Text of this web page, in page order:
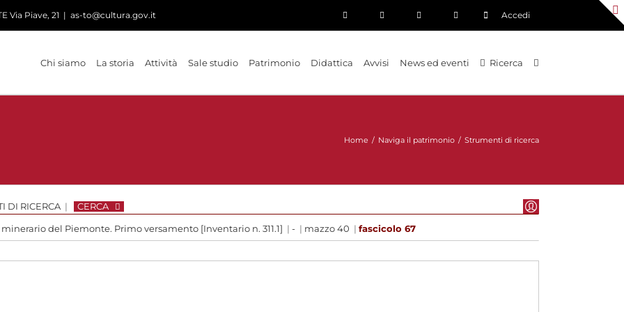
Via Piave, 21 | as-to@cultura.gov.it Accedi
Chi siamo La storia Attività Sale studio Patrimonio Didattica Avvisi News ed eventi Ricerca
Home / Naviga il patrimonio / Strumenti di ricerca
DI RICERCA | CERCA
del Piemonte. Primo versamento [Inventario n. 311.1] | - | mazzo 40 | fascicolo 67